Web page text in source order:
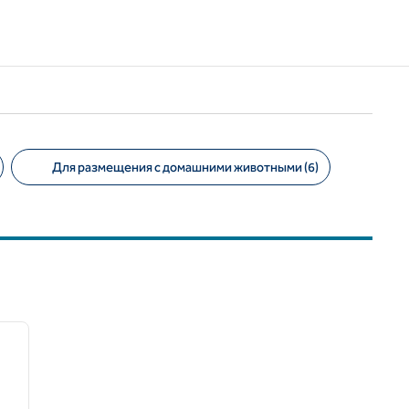
Для размещения с домашними животными (6)
следующее изображение